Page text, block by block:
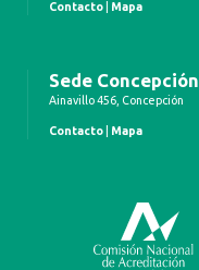
Contacto Mapa
Sede Concepción
Ainavillo 456, Concepción
Contacto Mapa